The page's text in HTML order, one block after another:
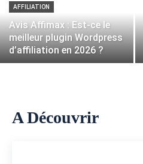
AFFILIATION
Avis Affimax : Est-ce le
meilleur plugin Wordpress
d’affiliation en 2026 ?
A Découvrir